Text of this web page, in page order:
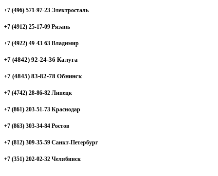
+7 (496) 571-97-23 Электросталь
+7 (4912) 25-17-09 Рязань
+7 (4922) 49-43-63 Владимир
+7 (4842) 92-24-36 Калуга
+7 (4845) 83-82-78 Обнинск
+7 (4742) 28-86-82 Липецк
+7 (861) 203-51-73 Краснодар
+7 (863) 303-34-84 Ростов
+7 (812) 309-35-59 Санкт-Петербург
+7 (351) 202-02-32 Челябинск